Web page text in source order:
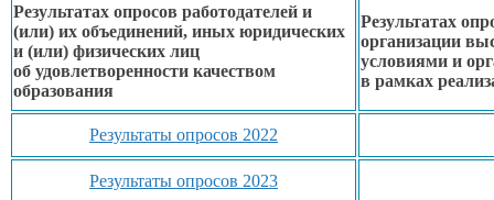
Результатах опросов работодателей и
(или) их объединений, иных юридических
и (или) физических лиц
об удовлетворенности качеством
образования
Результатах
организации
условиями и
в рамках
Результаты опросов 2022
Результаты опросов 2023